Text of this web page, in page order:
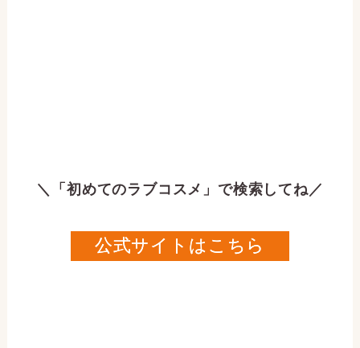
＼「初めてのラブコスメ」で検索してね／
公式サイトはこちら